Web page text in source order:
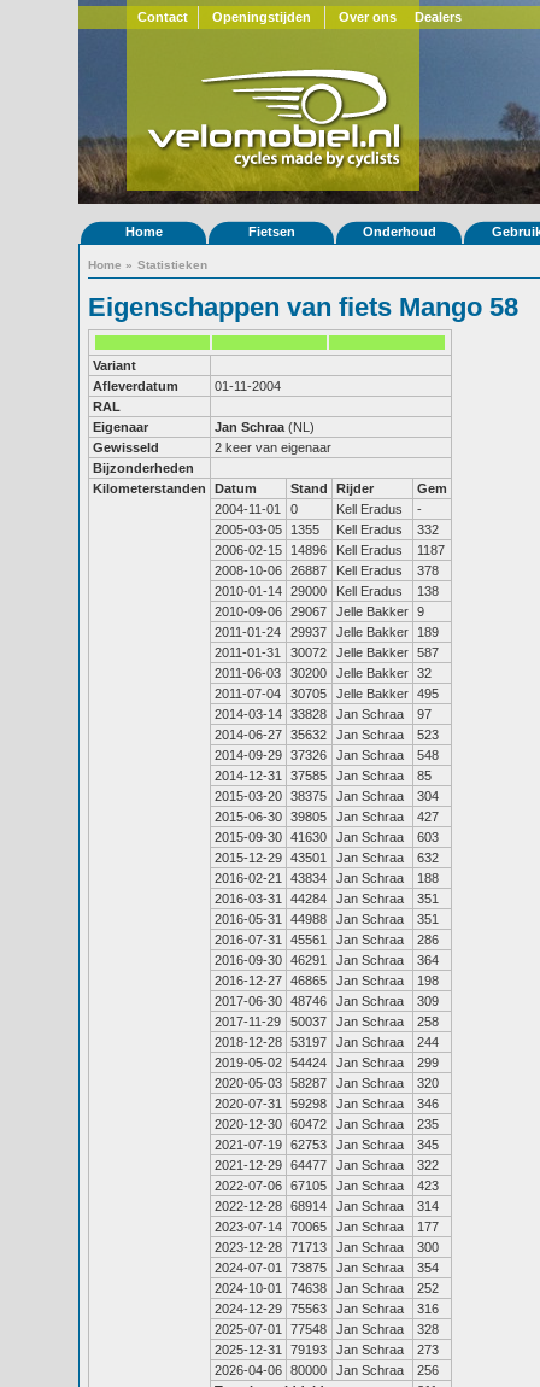
Contact Openingstijden Over ons Dealers
Home Fietsen Onderhoud
Home » Statistieken
Eigenschappen van fiets Mango 58
Variant
Afleverdatum
01-11-2004
RAL
Eigenaar
Jan Schraa (NL)
Gewisseld
2 keer van eigenaar
Bijzonderheden
Kilometerstanden
Datum Stand Rijder
Gem
2004-11-01
0 Kell Eradus
-
2005-03-05
1355 Kell Eradus
332
2006-02-15
14896 Kell Eradus
1187
2008-10-06 26887 Kell Eradus
378
2010-01-14 29000 Kell Eradus
138
2010-09-06 29067 Jelle Bakker 9
2011-01-24
29937 Jelle Bakker
189
2011-01-31
30072 Jelle Bakker 587
2011-06-03
30200 Jelle Bakker 32
2011-07-04
30705 Jelle Bakker 495
2014-03-14 33828 Jan Schraa
97
2014-06-27 35632 Jan Schraa
523
2014-09-29 37326 Jan Schraa
548
2014-12-31
37585 Jan Schraa
85
2015-03-20 38375 Jan Schraa
304
2015-06-30 39805 Jan Schraa
427
2015-09-30 41630 Jan Schraa
603
2015-12-29 43501 Jan Schraa
632
2016-02-21
43834 Jan Schraa
188
2016-03-31
44284 Jan Schraa
351
2016-05-31
44988 Jan Schraa
351
2016-07-31
45561 Jan Schraa
286
2016-09-30 46291 Jan Schraa
364
2016-12-27 46865 Jan Schraa
198
2017-06-30 48746 Jan Schraa
309
2017-11-29
50037 Jan Schraa
258
2018-12-28 53197 Jan Schraa
244
2019-05-02 54424 Jan Schraa
299
2020-05-03 58287 Jan Schraa
320
2020-07-31
59298 Jan Schraa
346
2020-12-30 60472 Jan Schraa
235
2021-07-19 62753 Jan Schraa
345
2021-12-29 64477 Jan Schraa
322
2022-07-06 67105 Jan Schraa
423
2022-12-28 68914 Jan Schraa
314
2023-07-14 70065 Jan Schraa
177
2023-12-28 71713 Jan Schraa
300
2024-07-01
73875 Jan Schraa
354
2024-10-01
74638 Jan Schraa
252
2024-12-29 75563 Jan Schraa
316
2025-07-01
77548 Jan Schraa
328
2025-12-31
79193 Jan Schraa
273
2026-04-06 80000 Jan Schraa
256